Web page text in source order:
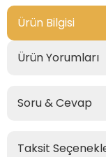
Ürün Bilgisi
Ürün Yorumları
Soru & Cevap
Taksit